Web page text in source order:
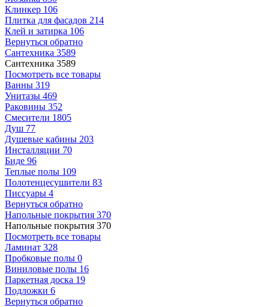
Клинкер 106
Плитка для фасадов 214
Клей и затирка 106
Вернуться обратно
Сантехника 3589
Сантехника 3589
Посмотреть все товары
Ванны 319
Унитазы 469
Раковины 352
Смесители 1805
Душ 77
Душевые кабины 203
Инсталляции 70
Биде 96
Теплые полы 109
Полотенцесушители 83
Писсуары 4
Вернуться обратно
Напольные покрытия 370
Напольные покрытия 370
Посмотреть все товары
Ламинат 328
Пробковые полы 0
Виниловые полы 16
Паркетная доска 19
Подложки 6
Вернуться обратно